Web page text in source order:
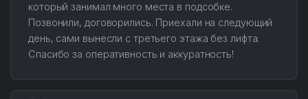
который занимал много места в подсобке.
Позвонили, договорились. Приехали на следующий
день, сами вынесли с третьего этажа без лифта.
Спасибо за оперативность и аккуратность!